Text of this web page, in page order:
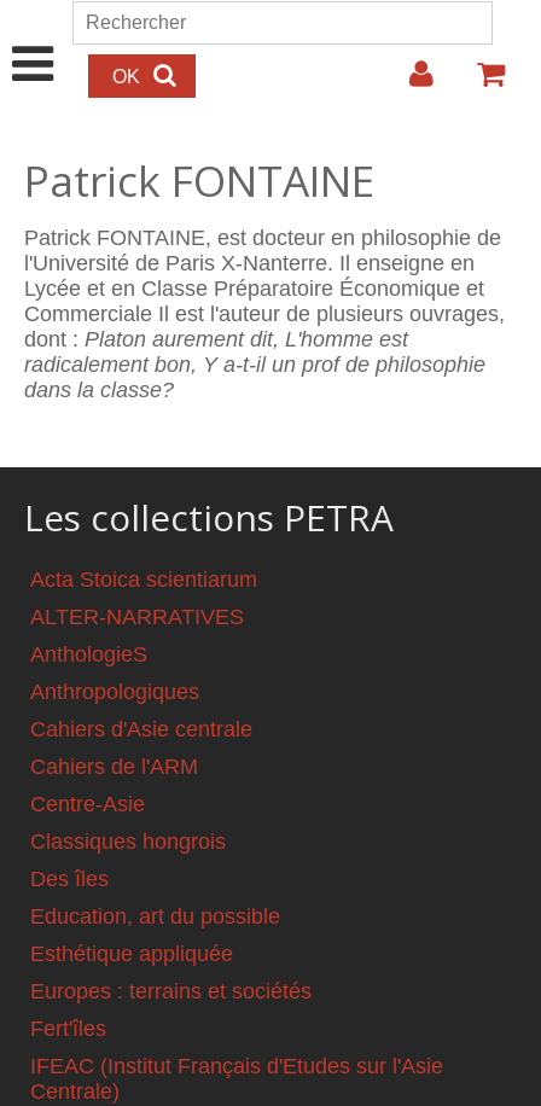
Aller au contenu principal
Formulaire de recherche
Rechercher
Patrick FONTAINE
Patrick FONTAINE, est docteur en philosophie de
l'Université de Paris X-Nanterre. Il enseigne en
Lycée et en Classe Préparatoire Économique et
Commerciale Il est l'auteur de plusieurs ouvrages,
dont : Platon aurement dit, L'homme est
radicalement bon, Y a-t-il un prof de philosophie
dans la classe?
Les collections PETRA
Acta Stoica scientiarum
ALTER-NARRATIVES
AnthologieS
Anthropologiques
Cahiers d'Asie centrale
Cahiers de l'ARM
Centre-Asie
Classiques hongrois
Des îles
Education, art du possible
Esthétique appliquée
Europes : terrains et sociétés
Fert'îles
IFEAC (Institut Français d'Etudes sur l'Asie
Centrale)